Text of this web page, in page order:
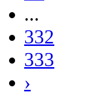
...
332
333
›